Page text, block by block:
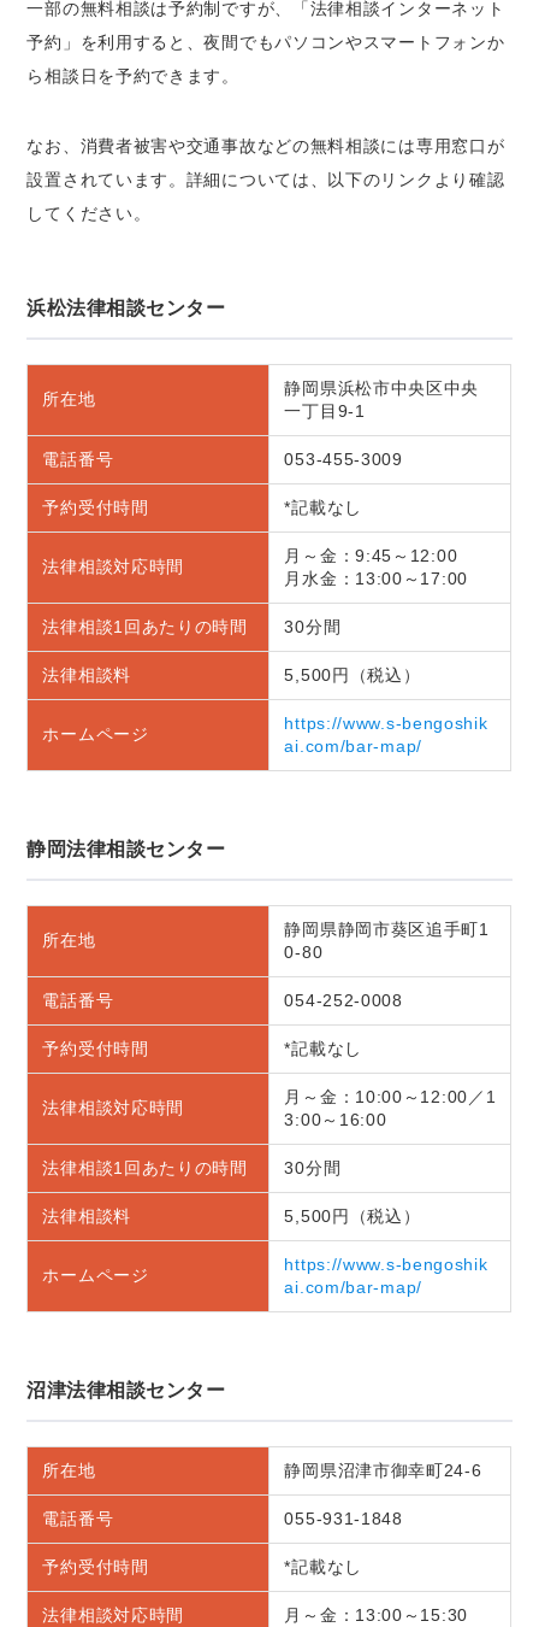
一部の無料相談は予約制ですが、「法律相談インターネット
予約」を利用すると、夜間でもパソコンやスマートフォンか
ら相談日を予約できます。
なお、消費者被害や交通事故などの無料相談には専用窓口が
設置されています。詳細については、以下のリンクより確認
してください。
浜松法律相談センター
所在地
静岡県浜松市中央区中央
一丁目9-1
電話番号 053-455-3009
予約受付時間 *記載なし
法律相談対応時間
月～金：9:45～12:00
月水金：13:00～17:00
法律相談1回あたりの時間 30分間
法律相談料 5,500円（税込）
ホームページ
https://www.s-bengoshik
ai.com/bar-map/
静岡法律相談センター
所在地
静岡県静岡市葵区追手町1
0-80
電話番号 054-252-0008
予約受付時間 *記載なし
法律相談対応時間
月～金：10:00～12:00／1
3:00～16:00
法律相談1回あたりの時間 30分間
法律相談料 5,500円（税込）
ホームページ
https://www.s-bengoshik
ai.com/bar-map/
沼津法律相談センター
所在地 静岡県沼津市御幸町24-6
電話番号 055-931-1848
予約受付時間 *記載なし
法律相談対応時間 月～金：13:00～15:30